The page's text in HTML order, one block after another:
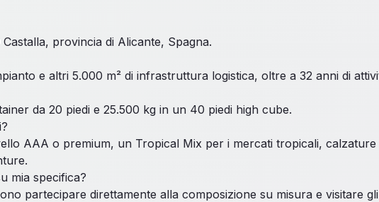
provincia di Alicante, Spagna.
e altri 5.000 m² di infrastruttura logistica, oltre a 32 anni di
da 20 piedi e 25.500 kg in un 40 piedi high cube.
AAA o premium, un Tropical Mix per i mercati tropicali, calzature
mia specifica?
partecipare direttamente alla composizione su misura e visitare